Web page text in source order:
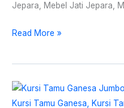
Jepara, Mebel Jati Jepara,
Read More »
Kursi
Tamu